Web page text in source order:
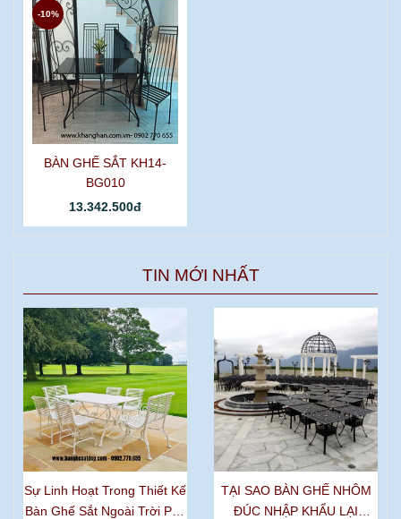
BÀN GHẾ SẮT KH14-
BG010
13.342.500đ
-10%
TIN MỚI NHẤT
Sự Linh Hoạt Trong Thiết Kế
Bàn Ghế Sắt Ngoài Trời Phù
TẠI SAO BÀN GHẾ NHÔM
ĐÚC NHẬP KHẨU LẠI